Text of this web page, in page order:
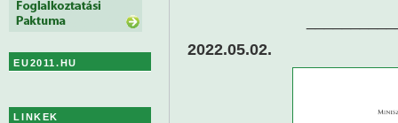
2022.05.02.
EU2011.HU
LINKEK